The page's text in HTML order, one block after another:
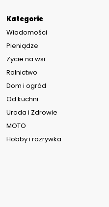
Kategorie
Wiadomości
Pieniądze
Życie na wsi
Rolnictwo
Dom i ogród
Od kuchni
Uroda i Zdrowie
MOTO
Hobby i rozrywka